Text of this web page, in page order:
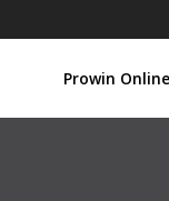
Prowin